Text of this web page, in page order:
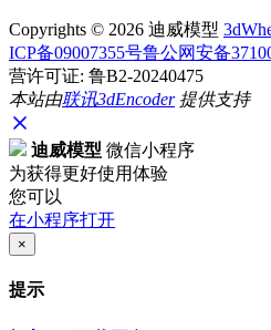
Copyrights © 2026 迪威模型
ICP备09007355号鲁公网安备
营许可证: 鲁B2-20240475
本站由联讯3dEncoder提供支持
迪威模型 微信小程序
为获得更好使用体验
您可以
在小程序打开
×
提示